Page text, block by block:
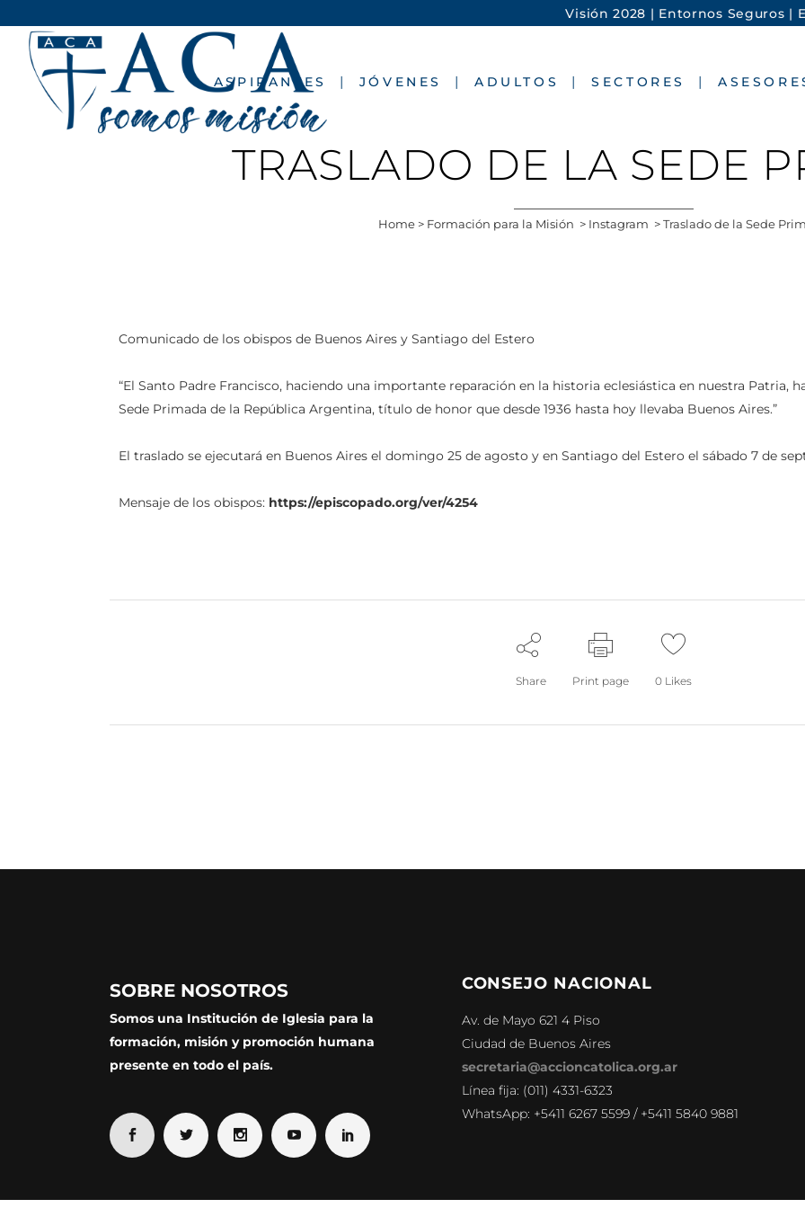
Visión 2028 | Entornos Seguros |
ASPIRANTES JÓVENES ADULTOS SECTORES
TRASLADO DE LA SEDE
Home > Formación para la Misión > Instagram >Traslado de la Sede
Comunicado de los obispos de Buenos Aires y Santiago del Estero
“El Santo Padre Francisco, haciendo una importante reparación en la historia eclesiástica en nuestra Patria,
Sede Primada de la República Argentina, título de honor que desde 1936 hasta hoy llevaba Buenos Aires.”
El traslado se ejecutará en Buenos Aires el domingo 25 de agosto y en Santiago del Estero el sábado 7 de
Mensaje de los obispos: https://episcopado.org/ver/4254
Share Print page 0 Likes
SOBRE NOSOTROS
Somos una Institución de Iglesia para la
formación, misión y promoción humana
presente en todo el país.
CONSEJO NACIONAL
Av. de Mayo 621 4 Piso
Ciudad de Buenos Aires
secretaria@accioncatolica.org.ar
Línea fija: (011) 4331-6323
WhatsApp: +5411 6267 5599 / +5411 5840 9881